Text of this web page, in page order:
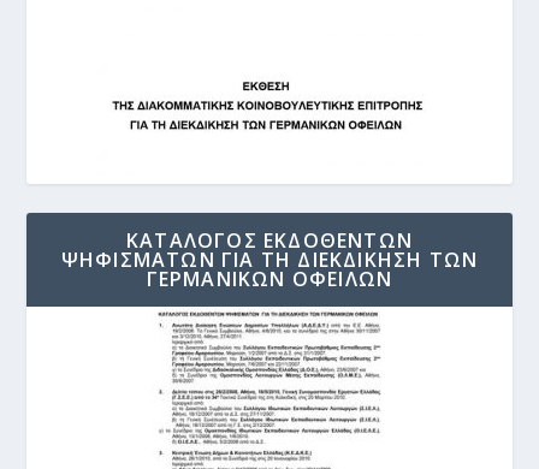
ΚΑΤΑΛΟΓΟΣ ΕΚΔΟΘΕΝΤΩΝ
ΨΗΦΙΣΜΑΤΩΝ ΓΙΑ ΤΗ ΔΙΕΚΔΙΚΗΣΗ ΤΩΝ
ΓΕΡΜΑΝΙΚΩΝ ΟΦΕΙΛΩΝ